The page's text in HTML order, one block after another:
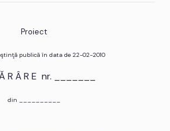
Proiect
publică în data de 22-02-2010
R Â R E nr. _______
din __________